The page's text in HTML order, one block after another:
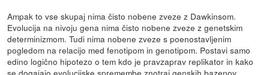
Ampak to vse skupaj nima čisto nobene zveze z Dawkinsom.
Evolucija na nivoju gena nima čisto nobene zveze z genetskim
determinizmom. Tudi nima nobene zveze s poenostavljenim
pogledom na relacijo med fenotipom in genotipom. Postavi samo
edino logično hipotezo o tem kdo je pravzaprav replikator in kako
se dogajajo evolucijske spremembe znotraj genskih bazenov.